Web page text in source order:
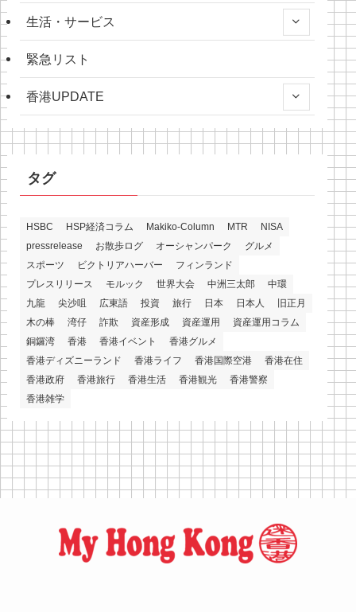
生活・サービス
緊急リスト
香港UPDATE
タグ
HSBC HSP経済コラム Makiko-Column MTR
NISA
pressrelease
お散歩ログ オーシャンパーク
グルメ
スポーツ
ビクトリアハーバー
フィンランド
プレスリリース
モルック 世界大会 中洲三太郎
中環
九龍
尖沙咀 広東語 投資 旅行 日本 日本人
旧正月
木の棒
湾仔 詐欺 資産形成 資産運用
資産運用コラム
銅鑼湾
香港 香港イベント
香港グルメ
香港ディズニーランド
香港ライフ 香港国際空港
香港在住
香港政府
香港旅行 香港生活 香港観光
香港警察
香港雑学